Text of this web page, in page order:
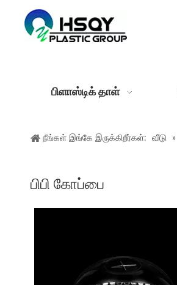
பிளாஸ்டிக் தாள்
நீங்கள் இங்கே இருக்கிறீர்கள்: வீடு »
பிபி கோப்பை